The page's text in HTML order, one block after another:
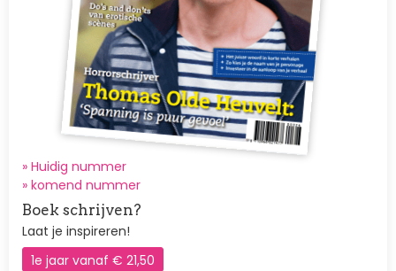
» Huidig nummer
» komend nummer
Boek schrijven?
Laat je inspireren!
1e jaar vanaf € 21,50